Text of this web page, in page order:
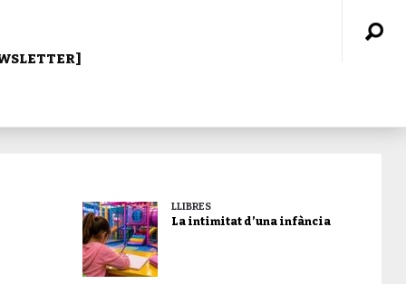
LLIBRES
La intimitat d’una infància